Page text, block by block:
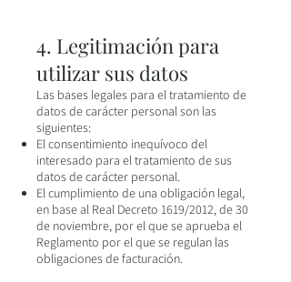
4. Legitimación para
utilizar sus datos
Las bases legales para el tratamiento de
datos de carácter personal son las
siguientes:
El consentimiento inequívoco del
interesado para el tratamiento de sus
datos de carácter personal.
El cumplimiento de una obligación legal,
en base al Real Decreto 1619/2012, de 30
de noviembre, por el que se aprueba el
Reglamento por el que se regulan las
obligaciones de facturación.